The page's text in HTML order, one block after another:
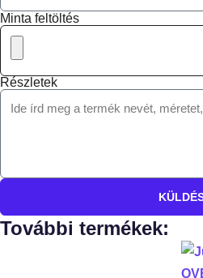
Minta feltöltés
Részletek
További termékek: